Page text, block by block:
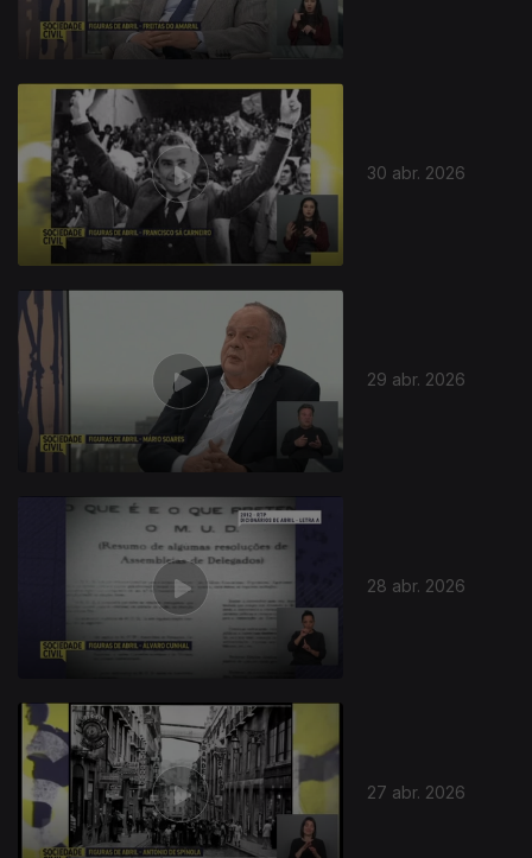
30 abr. 2026
29 abr. 2026
28 abr. 2026
27 abr. 2026